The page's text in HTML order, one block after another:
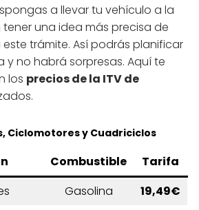
a llevar tu vehículo a la
tener una idea más precisa de
trámite. Así podrás planificar
y no habrá sorpresas. Aquí te
los precios de la ITV de
Ciclomotores y Cuadriciclos
Combustible
Tarifa
Gasolina
19,49€